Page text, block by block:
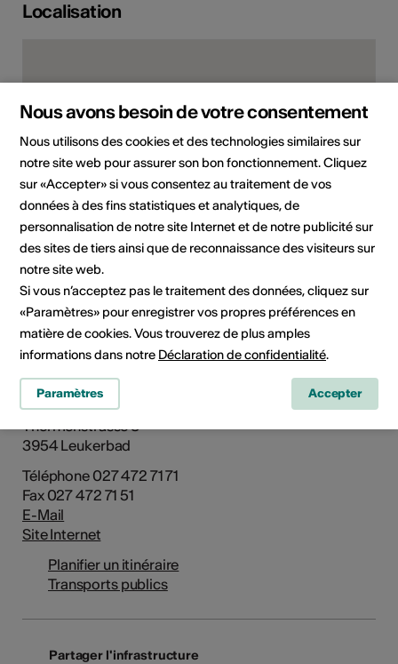
Localisation
Thermenstrasse 8, 3954 Leukerbad
Planifier un itinéraire
Adresse
Galerie St. Laurent
My Leukerbad AG
Abteilung Tourismus
Thermenstrasse 8
3954 Leukerbad
Téléphone 027 472 71 71
Fax 027 472 71 51
E-Mail
Site Internet
Planifier un itinéraire
Transports publics
Partager l'infrastructure
Nous avons besoin de votre consentement
Nous utilisons des cookies et des technologies similaires sur
notre site web pour assurer son bon fonctionnement. Cliquez
sur «Accepter» si vous consentez au traitement de vos
données à des fins statistiques et analytiques, de
personnalisation de notre site Internet et de notre publicité sur
des sites de tiers ainsi que de reconnaissance des visiteurs sur
notre site web.
Si vous n’acceptez pas le traitement des données, cliquez sur
«Paramètres» pour enregistrer vos propres préférences en
matière de cookies. Vous trouverez de plus amples
informations dans notre Déclaration de confidentialité.
Paramètres Accepter